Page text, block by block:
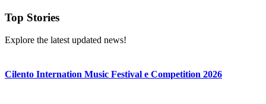
Top Stories
Explore the latest updated news!
Cilento Internation Music Festival e Competition 2026